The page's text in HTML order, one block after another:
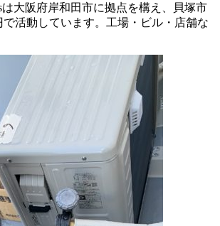
大阪府岸和田市に拠点を構え、貝塚市
で活動しています。工場・ビル・店舗な